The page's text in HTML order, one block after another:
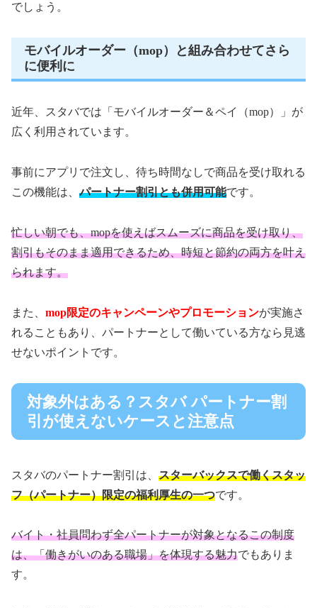
でしょう。
モバイルオーダー（mop）と組み合わせてさら
に便利に
近年、スタバでは「モバイルオーダー＆ペイ（mop）」が
広く利用されています。
事前にアプリで注文し、待ち時間なしで商品を受け取れる
この機能は、パートナー割引とも併用可能です。
忙しい朝でも、mopを使えばスムーズに商品を受け取り、
割引もそのまま適用できるため、時短と節約の両方を叶え
られます。
また、 mop限定のキャンペーンやプロモーションが実施さ
れることもあり、パートナーとして働いている方なら見逃
せないポイントです。
対象外はある？スタバ パートナー割
引が使えないケースと注意点
スタバのパートナー割引は、 スターバックスで働くスタッ
フ（パートナー）限定の福利厚生の一つです。
バイト・社員問わず全パートナーが対象となるこの制度
は、「働きがいのある職場」を体現する魅力でもありま
す。